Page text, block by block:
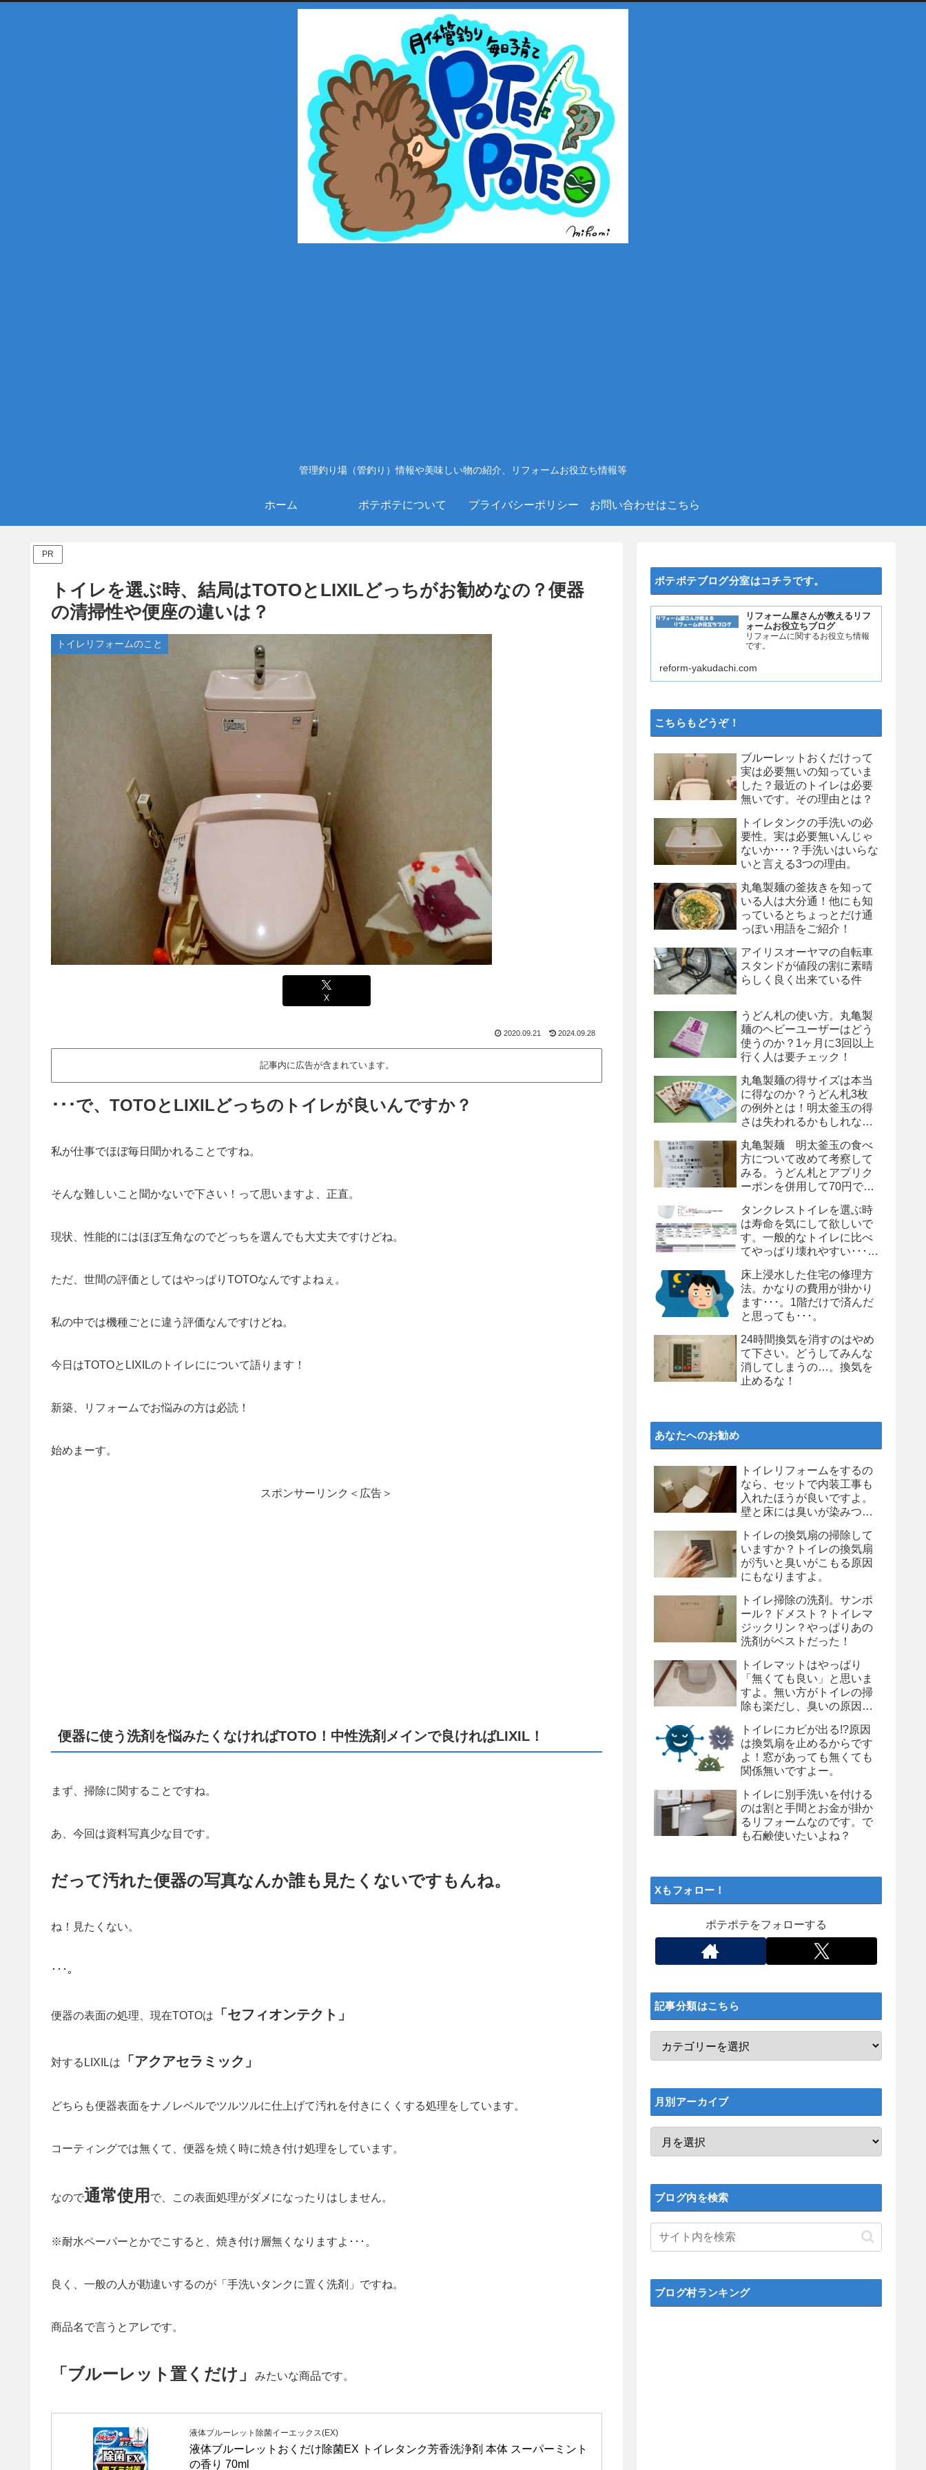
管理釣り場（管釣り）情報や美味しい物の紹介、リフォームお役立ち情報等
ホーム ポテポテについて プライバシーポリシー お問い合わせはこちら
PR
トイレを選ぶ時、結局はTOTOとLIXILどっちがお勧めなの？便器
の清掃性や便座の違いは？
トイレリフォームのこと
X
2020.09.21 2024.09.28
記事内に広告が含まれています。
･･･で、TOTOとLIXILどっちのトイレが良いんですか？
私が仕事でほぼ毎日聞かれることですね。
そんな難しいこと聞かないで下さい！って思いますよ、正直。
現状、性能的にはほぼ互角なのでどっちを選んでも大丈夫ですけどね。
ただ、世間の評価としてはやっぱりTOTOなんですよねぇ。
私の中では機種ごとに違う評価なんですけどね。
今日はTOTOとLIXILのトイレにについて語ります！
新築、リフォームでお悩みの方は必読！
始めまーす。
スポンサーリンク＜広告＞
便器に使う洗剤を悩みたくなければTOTO！中性洗剤メインで良ければLIXIL！
まず、掃除に関することですね。
あ、今回は資料写真少な目です。
だって汚れた便器の写真なんか誰も見たくないですもんね。
ね！見たくない。
･･･。
便器の表面の処理、現在TOTOは 「セフィオンテクト」
対するLIXILは 「アクアセラミック」
どちらも便器表面をナノレベルでツルツルに仕上げて汚れを付きにくくする処理をしています。
コーティングでは無くて、便器を焼く時に焼き付け処理をしています。
なので通常使用 で、この表面処理がダメになったりはしません。
※耐水ペーパーとかでこすると、焼き付け層無くなりますよ･･･。
良く、一般の人が勘違いするのが「手洗いタンクに置く洗剤」ですね。
商品名で言うとアレです。
「ブルーレット置くだけ」 みたいな商品です。
液体ブルーレット除菌イーエックス(EX)
液体ブルーレットおくだけ除菌EX トイレタンク芳香洗浄剤 本体 スーパーミント
の香り 70ml
ポテポテブログ分室はコチラです。
リフォーム屋さんが教えるリフ
ォームお役立ちブログ
リフォームに関するお役立ち情報
です。
reform-yakudachi.com
こちらもどうぞ！
ブルーレットおくだけって
実は必要無いの知っていま
した？最近のトイレは必要
無いです。その理由とは？
トイレタンクの手洗いの必
要性。実は必要無いんじゃ
ないか･･･？手洗いはいらな
いと言える3つの理由。
丸亀製麺の釜抜きを知って
いる人は大分通！他にも知
っているとちょっとだけ通
っぽい用語をご紹介！
アイリスオーヤマの自転車
スタンドが値段の割に素晴
らしく良く出来ている件
うどん札の使い方。丸亀製
麺のヘビーユーザーはどう
使うのか？1ヶ月に3回以上
行く人は要チェック！
丸亀製麺の得サイズは本当
に得なのか？うどん札3枚
の例外とは！明太釜玉の得
さは失われるかもしれな
丸亀製麺 明太釜玉の食べ
方について改めて考察して
みる。うどん札とアプリク
ーポンを併用して70円で
タンクレストイレを選ぶ時
は寿命を気にして欲しいで
す。一般的なトイレに比べ
てやっぱり壊れやすい･･･。
よ、タンクレストイレ
床上浸水した住宅の修理方
法。かなりの費用が掛かり
ます･･･。1階だけで済んだ
と思っても･･･。
24時間換気を消すのはやめ
て下さい。どうしてみんな
消してしまうの…。換気を
止めるな！
あなたへのお勧め
トイレリフォームをするの
なら、セットで内装工事も
入れたほうが良いですよ。
壁と床には臭いが染みつい
トイレの換気扇の掃除して
いますか？トイレの換気扇
が汚いと臭いがこもる原因
にもなりますよ。
トイレ掃除の洗剤。サンポ
ール？ドメスト？トイレマ
ジックリン？やっぱりあの
洗剤がベストだった！
トイレマットはやっぱり
「無くても良い」と思いま
すよ。無い方がトイレの掃
除も楽だし、臭いの原因に
トイレにカビが出る!?原因
は換気扇を止めるからです
よ！窓があっても無くても
関係無いですよー。
トイレに別手洗いを付ける
のは割と手間とお金が掛か
るリフォームなのです。で
も石鹸使いたいよね？
Xもフォロー！
ポテポテをフォローする
記事分類はこちら
月別アーカイブ
ブログ内を検索
ブログ村ランキング